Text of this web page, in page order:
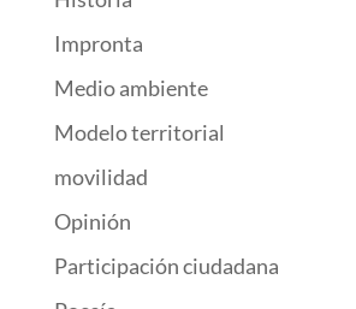
Impronta
Medio ambiente
Modelo territorial
movilidad
Opinión
Participación ciudadana